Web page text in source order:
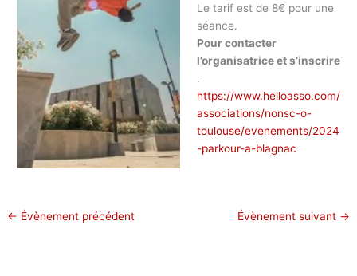
Le tarif est de 8€ pour une
séance.
Pour contacter
l’organisatrice et s’inscrire
:
https://www.helloasso.com/
associations/nonsc-o-
toulouse/evenements/2024
-parkour-a-blagnac
← Évènement précédent Évènement suivant →